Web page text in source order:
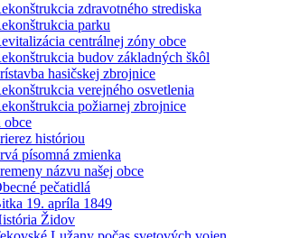
zdravotného strediska
parku
centrálnej zóny obce
budov základných škôl
hasičskej zbrojnice
verejného osvetlenia
požiarnej zbrojnice
obce
históriou
písomná zmienka
názvu našej obce
pečatidlá
19. apríla 1849
Židov